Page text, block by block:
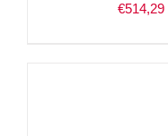
€514,29